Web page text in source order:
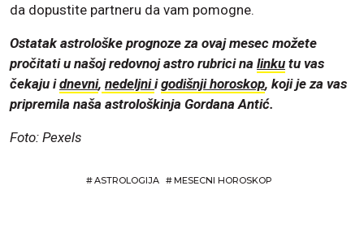
da dopustite partneru da vam pomogne.
Ostatak astrološke prognoze za ovaj mesec možete
pročitati u našoj redovnoj astro rubrici na linku tu vas
čekaju idnevni, nedeljniigodišnji horoskop, koji je za vas
pripremila naša astrološkinja Gordana Antić.
Foto: Pexels
#ASTROLOGIJA #MESECNI HOROSKOP